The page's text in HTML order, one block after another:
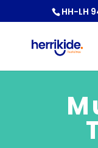
HH-LH